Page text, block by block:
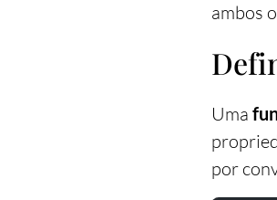
ambos
Uma
por